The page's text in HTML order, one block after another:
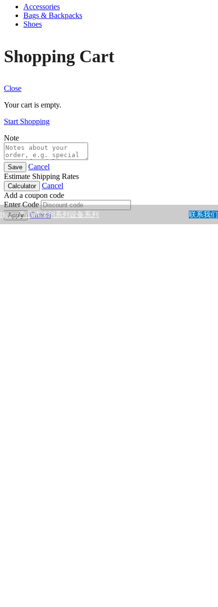
Home产品清洁剂系列 设备系列 联系我们
Accessories
Bags & Backpacks
Shoes
Shopping Cart
Close
Your cart is empty.
Start Shopping
Note
Save
Cancel
Estimate Shipping Rates
Calculator
Cancel
Add a coupon code
Enter Code
Apply Cancel